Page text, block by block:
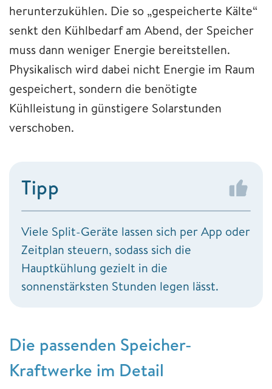
herunterzukühlen. Die so „gespeicherte Kälte“
senkt den Kühlbedarf am Abend, der Speicher
muss dann weniger Energie bereitstellen.
Physikalisch wird dabei nicht Energie im Raum
gespeichert, sondern die benötigte
Kühlleistung in günstigere Solarstunden
verschoben.
Tipp
Viele Split-Geräte lassen sich per App oder
Zeitplan steuern, sodass sich die
Hauptkühlung gezielt in die
sonnenstärksten Stunden legen lässt.
Die passenden Speicher-
Kraftwerke im Detail